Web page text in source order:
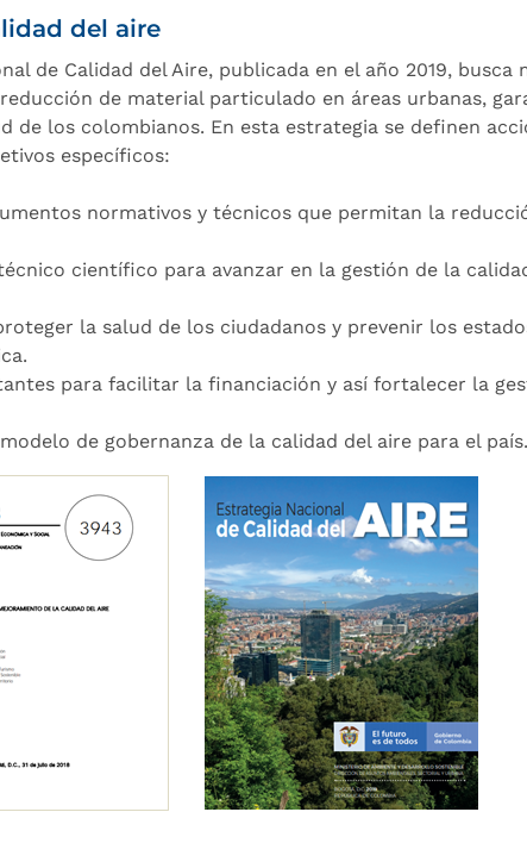
del aire
de Calidad del Aire, publicada en el año 2019, busca
de material particulado en áreas urbanas,
de los colombianos. En esta estrategia se definen
específicos:
normativos y técnicos que permitan la
científico para avanzar en la gestión de la
la salud de los ciudadanos y prevenir los
para facilitar la financiación y así fortalecer la
de gobernanza de la calidad del aire para el país.